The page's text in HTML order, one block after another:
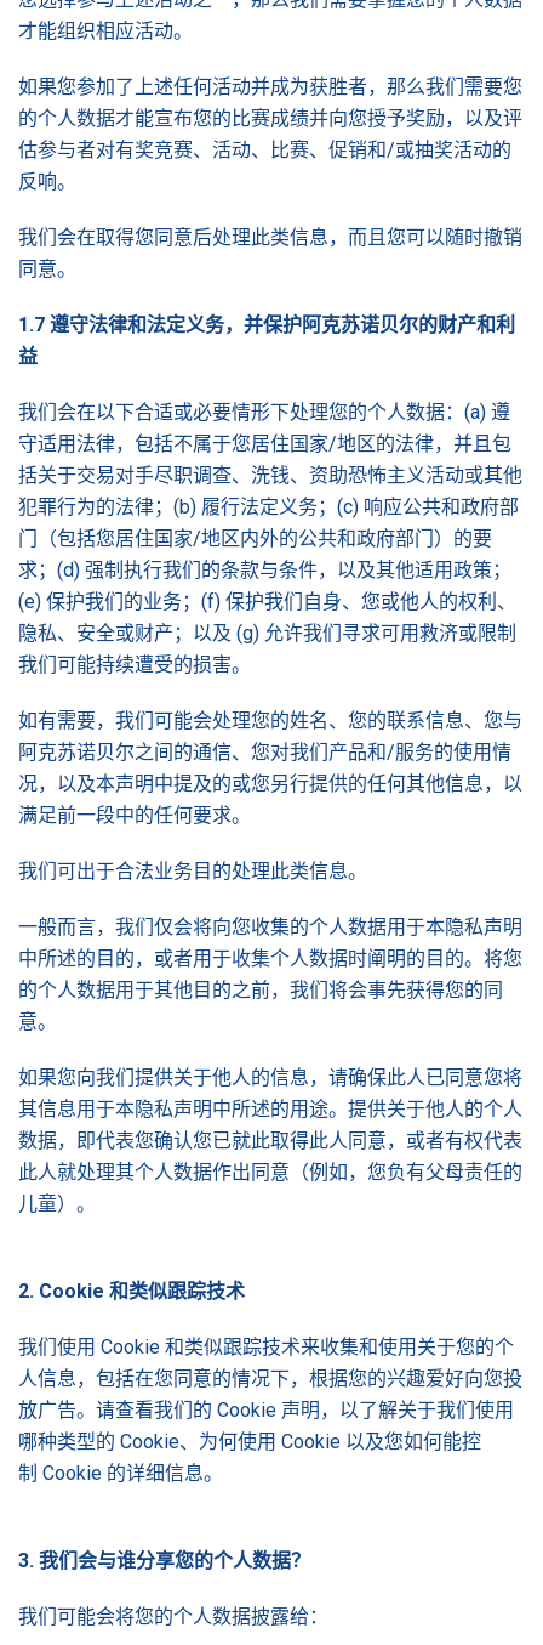
才能组织相应活动。
如果您参加了上述任何活动并成为获胜者，那么我们需要您
的个人数据才能宣布您的比赛成绩并向您授予奖励，以及评
估参与者对有奖竞赛、活动、比赛、促销和/或抽奖活动的
反响。
我们会在取得您同意后处理此类信息，而且您可以随时撤销
同意。
1.7 遵守法律和法定义务，并保护阿克苏诺贝尔的财产和利
益
我们会在以下合适或必要情形下处理您的个人数据：(a) 遵
守适用法律，包括不属于您居住国家/地区的法律，并且包
括关于交易对手尽职调查、洗钱、资助恐怖主义活动或其他
犯罪行为的法律；(b) 履行法定义务；(c) 响应公共和政府部
门（包括您居住国家/地区内外的公共和政府部门）的要
求；(d) 强制执行我们的条款与条件，以及其他适用政策；
(e) 保护我们的业务；(f) 保护我们自身、您或他人的权利、
隐私、安全或财产；以及 (g) 允许我们寻求可用救济或限制
我们可能持续遭受的损害。
如有需要，我们可能会处理您的姓名、您的联系信息、您与
阿克苏诺贝尔之间的通信、您对我们产品和/服务的使用情
况，以及本声明中提及的或您另行提供的任何其他信息，以
满足前一段中的任何要求。
我们可出于合法业务目的处理此类信息。
一般而言，我们仅会将向您收集的个人数据用于本隐私声明
中所述的目的，或者用于收集个人数据时阐明的目的。将您
的个人数据用于其他目的之前，我们将会事先获得您的同
意。
如果您向我们提供关于他人的信息，请确保此人已同意您将
其信息用于本隐私声明中所述的用途。提供关于他人的个人
数据，即代表您确认您已就此取得此人同意，或者有权代表
此人就处理其个人数据作出同意（例如，您负有父母责任的
儿童）。
2. Cookie 和类似跟踪技术
我们使用 Cookie 和类似跟踪技术来收集和使用关于您的个
人信息，包括在您同意的情况下，根据您的兴趣爱好向您投
放广告。请查看我们的 Cookie 声明，以了解关于我们使用
哪种类型的 Cookie、为何使用 Cookie 以及您如何能控
制 Cookie 的详细信息。
3. 我们会与谁分享您的个人数据？
我们可能会将您的个人数据披露给：